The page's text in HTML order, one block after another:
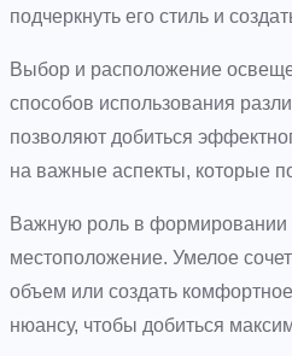
подчеркнуть его стиль и
Выбор и расположение
способов использования
позволяют добиться
на важные аспекты, которые
Важную роль в формировании
местоположение. Умелое
объем или создать
нюансу, чтобы добиться